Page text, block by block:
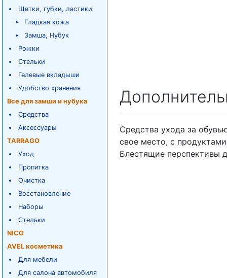
Щетки, губки, ластики
Гладкая кожа
Замша, Нубук
Рожки
Стельки
Гелевые вкладыши
Удобство хранения
Все для замши и нубука
Средства
Аксессуары
TARRAGO
Уход
Пропитка
Очистка
Восстановление
Наборы
Стельки
NICO
AVEL косметика
Для мебели
Для салона автомобиля
Средства ухода за
свое место, с
Блестящие перспективы